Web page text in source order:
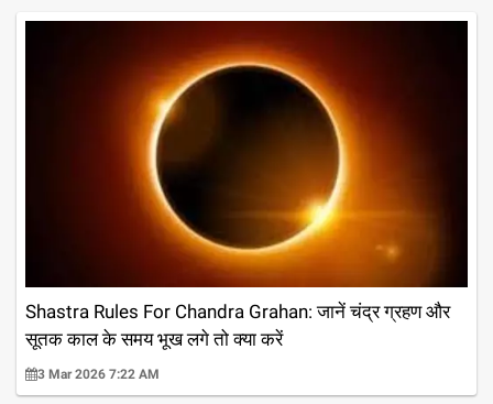
Shastra Rules For Chandra Grahan: जानें चंद्र ग्रहण और
सूतक काल के समय भूख लगे तो क्या करें
3 Mar 2026 7:22 AM